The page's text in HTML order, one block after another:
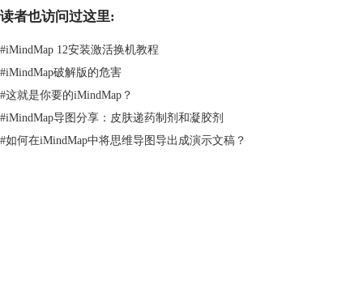
Time Scale Option（时间范围选项）调整它们。任务状态系统允许分配彩
色图标到任务，突出显示哪些任务已经开始、延期或完成，你只需看一眼
就能知道你的项目是否正按计划进行，还可以查看关键日期和截止日期。
读者也访问过这里:
#iMindMap 12安装激活换机教程
#iMindMap破解版的危害
#这就是你要的iMindMap？
#iMindMap导图分享：皮肤递药制剂和凝胶剂
#如何在iMindMap中将思维导图导出成演示文稿？